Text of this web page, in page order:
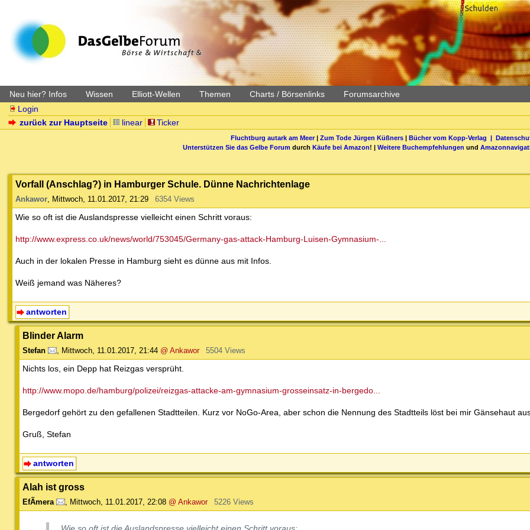
Neu hier? Infos Wissen Elliott-Wellen Themen Charts / Börsenlinks
Forumsarchive
Login
zurück zur Hauptseite
linear Ticker
Fluchtburg autark am Meer| Zum Tode Jürgen Küßners| Bücher vom Kopp-Verlag |
Unterstützen Sie das Gelbe Forum durch Käufe bei Amazon! | Weitere Buchempfehlungen und
Vorfall (Anschlag?) in Hamburger Schule. Dünne Nachrichtenlage
Ankawor, Mittwoch, 11.01.2017, 21:29 6354 Views
Wie so oft ist die Auslandspresse vielleicht einen Schritt voraus:
http://www.express.co.uk/news/world/753045/Germany-gas-attack-Hamburg-Luisen-Gymnasium-...
Auch in der lokalen Presse in Hamburg sieht es dünne aus mit Infos.
Weiß jemand was Näheres?
antworten
Blinder Alarm
Stefan , Mittwoch, 11.01.2017, 21:44 @ Ankawor 5504 Views
Nichts los, ein Depp hat Reizgas versprüht.
http://www.mopo.de/hamburg/polizei/reizgas-attacke-am-gymnasium-grosseinsatz-in-bergedo...
Bergedorf gehört zu den gefallenen Stadtteilen. Kurz vor NoGo-Area, aber schon die Nennung des Stadtteils löst bei mir Gänsehaut
Gruß, Stefan
antworten
Alah ist gross
EfÃ­mera , Mittwoch, 11.01.2017, 22:08 @ Ankawor 5226 Views